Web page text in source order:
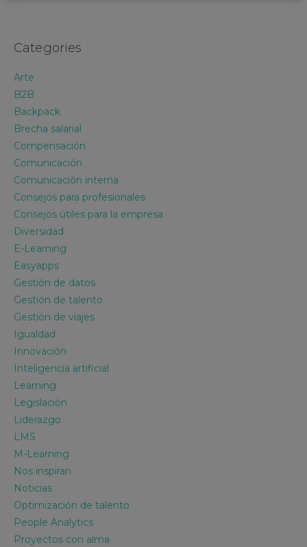
Categories
Arte
B2B
Backpack
Brecha salarial
Compensación
Comunicación
Comunicación interna
Consejos para profesionales
Consejos útiles para la empresa
Diversidad
E-Learning
Easyapps
Gestión de datos
Gestión de talento
Gestión de viajes
Igualdad
Innovación
Inteligencia artificial
Learning
Legislación
Liderazgo
LMS
M-Learning
Nos inspiran
Noticias
Optimización de talento
People Analytics
Proyectos con alma